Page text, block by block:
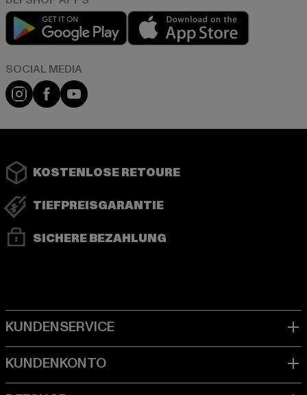
Play market
Instagram
FacebookYouTube
KOSTENLOSE RETOURE
TIEFPREISGARANTIE
SICHERE BEZAHLUNG